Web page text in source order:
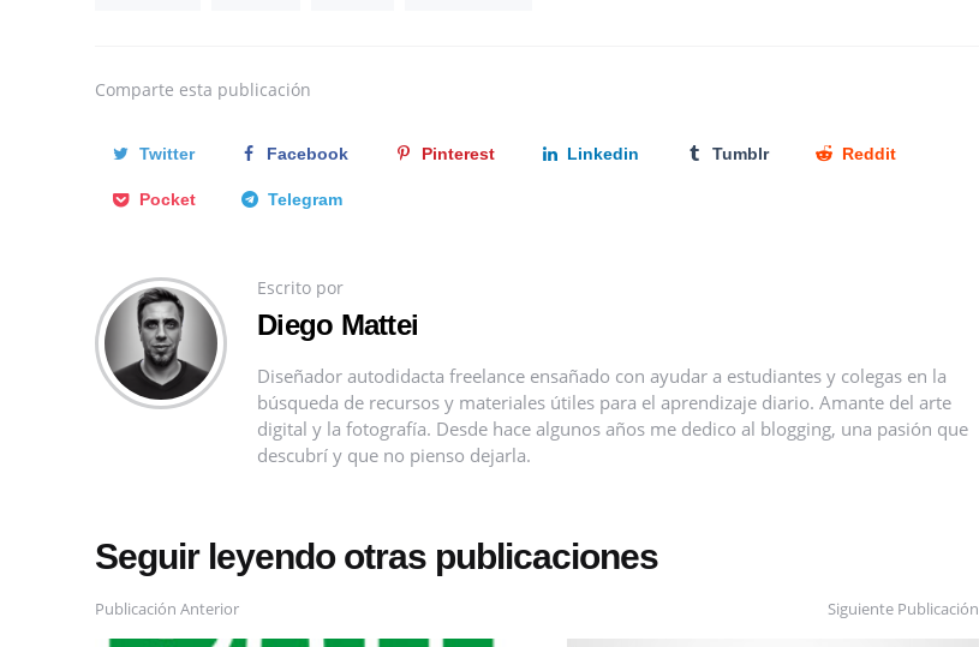
Comparte esta publicación
Twitter Facebook Pinterest Linkedin Tumblr Reddit
Pocket Telegram
Escrito por
Diego Mattei
Diseñador autodidacta freelance ensañado con ayudar a estudiantes y colegas en la
búsqueda de recursos y materiales útiles para el aprendizaje diario. Amante del arte
digital y la fotografía. Desde hace algunos años me dedico al blogging, una pasión que
descubrí y que no pienso dejarla.
Seguir leyendo otras publicaciones
Publicación Anterior Siguiente Publicación